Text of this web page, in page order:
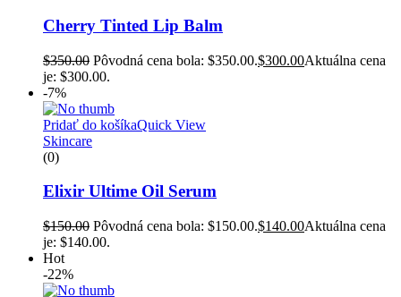
Cherry Tinted Lip Balm
$350.00 Pôvodná cena bola: $350.00.$300.00Aktuálna cena
je: $300.00.
-7%
Pridať do košíkaQuick View
Skincare
(0)
Elixir Ultime Oil Serum
$150.00 Pôvodná cena bola: $150.00.$140.00Aktuálna cena
je: $140.00.
Hot
-22%